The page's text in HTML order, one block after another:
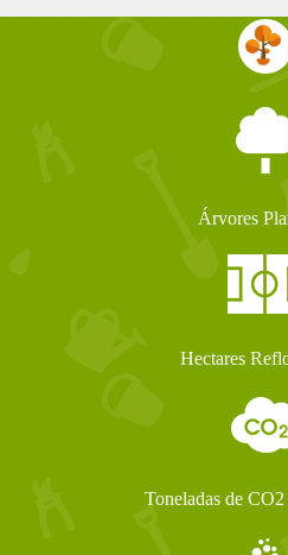
Árvores
Hectares
Toneladas de